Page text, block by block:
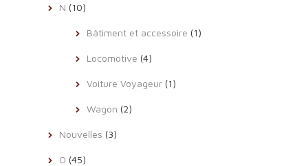
N (10)
Bâtiment et accessoire (1)
Locomotive (4)
Voiture Voyageur (1)
Wagon (2)
Nouvelles (3)
O (45)